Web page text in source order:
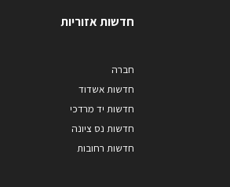
חדשות אזוריות
חברה
חדשות אשדוד
חדשות יד מרדכי
חדשות נס ציונה
חדשות רחובות